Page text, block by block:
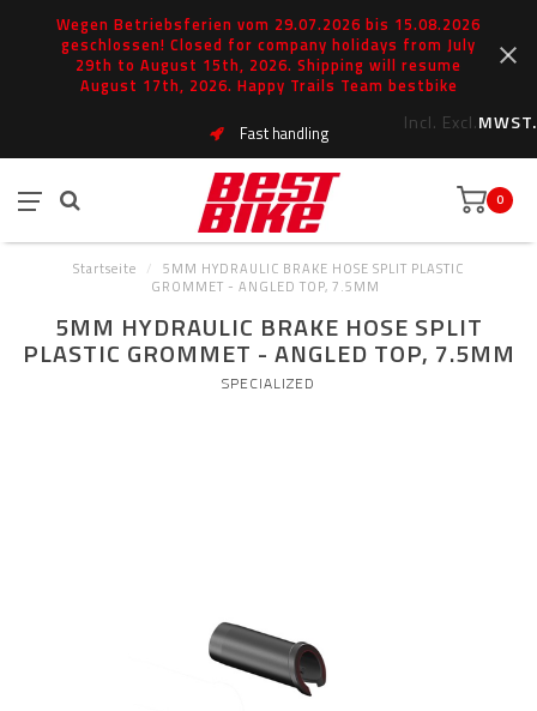
Wegen Betriebsferien vom 29.07.2026 bis 15.08.2026
geschlossen! Closed for company holidays from July
29th to August 15th, 2026. Shipping will resume
August 17th, 2026. Happy Trails Team bestbike
Incl. Excl.MWST.
Fast handling
0
Startseite /
5MM HYDRAULIC BRAKE HOSE SPLIT PLASTIC
GROMMET - ANGLED TOP, 7.5MM
5MM HYDRAULIC BRAKE HOSE SPLIT
PLASTIC GROMMET - ANGLED TOP, 7.5MM
SPECIALIZED